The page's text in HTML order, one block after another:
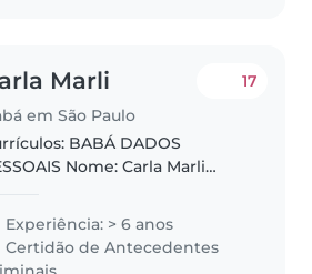
Marli
em São Paulo
17
BABÁ DADOS
Nome: Carla Marli
maiores Bairro: Cidade
Zona Sul Descrição da
Experiência: > 6 anos
Certidão de Antecedentes